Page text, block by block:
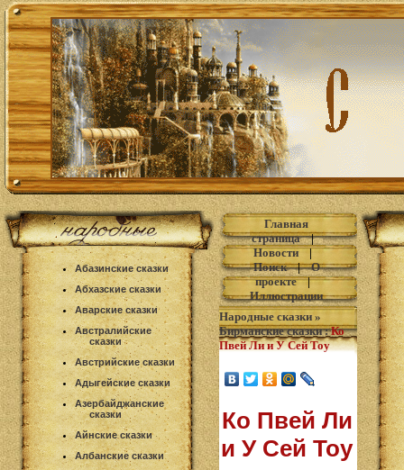
Абазинские сказки
Абхазские сказки
Аварские сказки
Австралийские
сказки
Австрийские сказки
Адыгейские сказки
Азербайджанские
сказки
Айнские сказки
Албанские сказки
Главная
страница|
Новости|
Поиск|О
проекте|
Иллюстрации
Народные сказки »
Бирманские сказки: Ко
Пвей Ли и У Сей Тоу
Ко Пвей Ли
и У Сей Тоу